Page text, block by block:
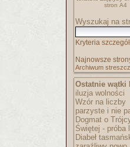
stron A4
Wyszukaj na
Kryteria
Najnowsze
Archiwum
Ostatnie wątki
iluzja wolności
Wzór na liczby
parzyste i nie
Dogmat o
Świętej - próba
Diabeł